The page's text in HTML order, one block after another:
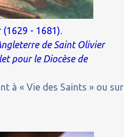
- 1681).
de Saint Olivier
pour le Diocèse de
à « Vie des Saints » ou sur